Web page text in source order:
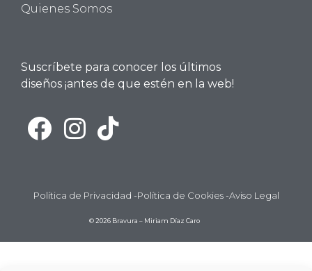
Quienes Somos
Suscríbete para conocer los últimos
diseños ¡antes de que estén en la web!
Política de Privacidad -Política de Cookies -Aviso Legal
© 2026 Bravura – Miriam Díaz Caro